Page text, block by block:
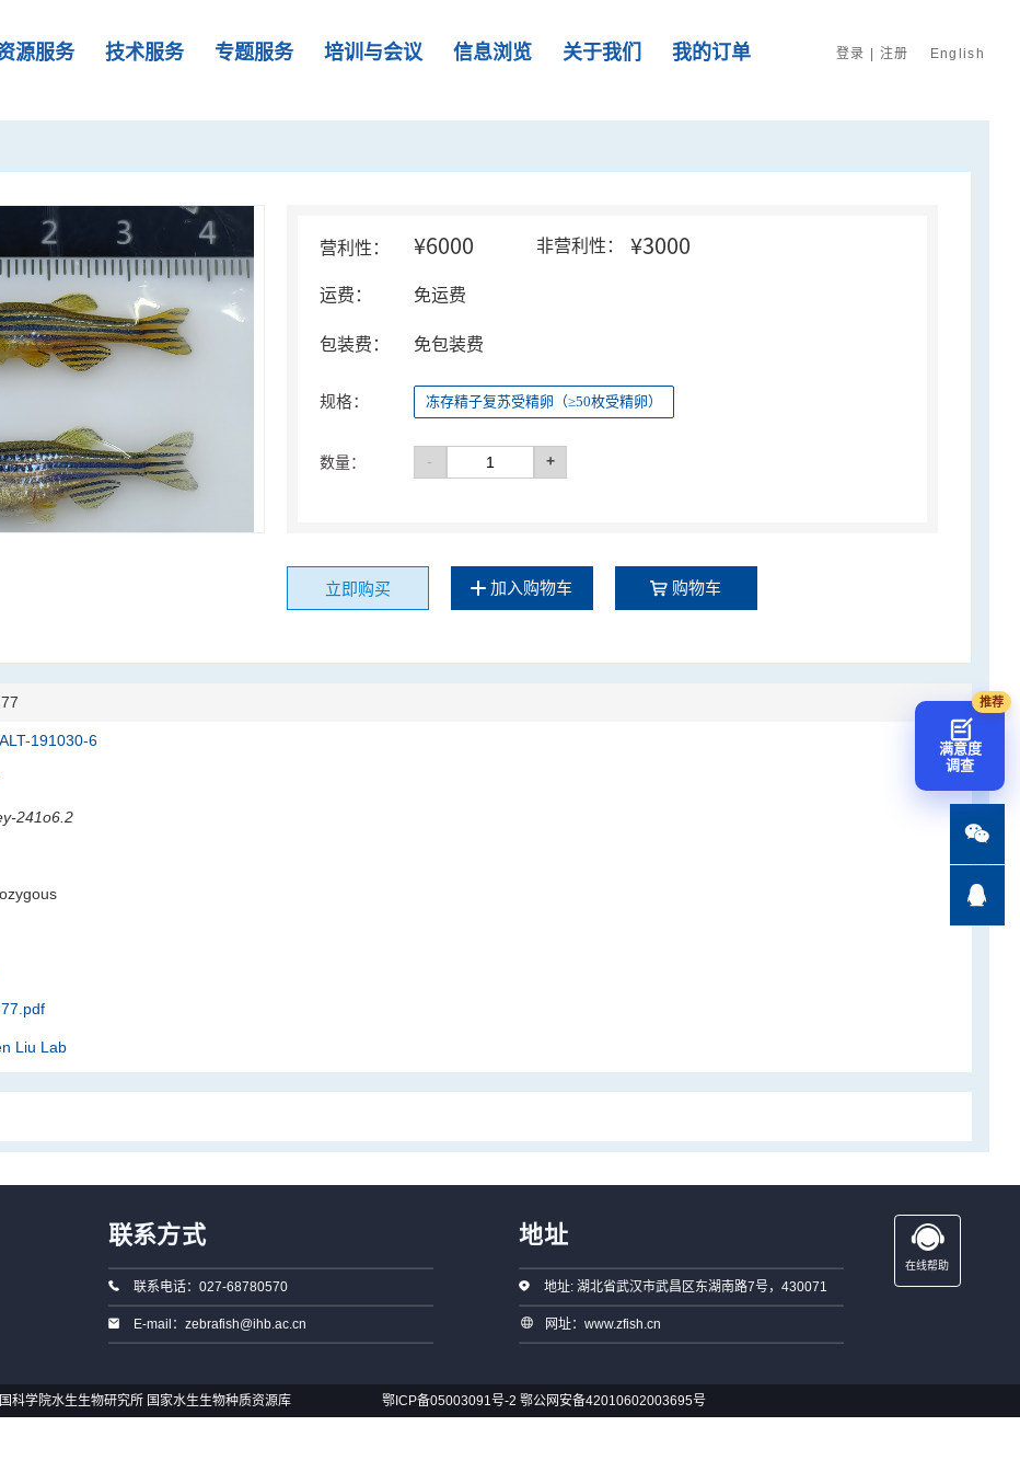
源服务 技术服务 专题服务 培训与会议 信息浏览 关于我们 我的订单 登录 | 注册 English
营利性： ¥6000 非营利性： ¥3000
运费： 免运费
包装费： 免包装费
规格： 冻存精子复苏受精卵（≥50枚受精卵）
数量： - +
立即购买 加入购物车 购物车
191030-6
241o6.2
Liu Lab
联系方式
联系电话：027-68780570
E-mail：zebrafish@ihb.ac.cn
地址
地址: 湖北省武汉市武昌区东湖南路7号，430071
网址：www.zfish.cn
在线帮助
科学院水生生物研究所 国家水生生物种质资源库 鄂ICP备05003091号-2 鄂公网安备42010602003695号
满意度
调查

